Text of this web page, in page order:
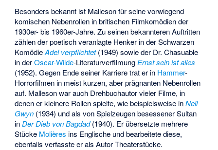
Besonders bekannt ist Malleson für seine vorwiegend
komischen Nebenrollen in britischen Filmkomödien der
1930er- bis 1960er-Jahre. Zu seinen bekannteren Auftritten
zählen der poetisch veranlagte Henker in der Schwarzen
KomödieAdel verpflichtet(1949) sowie der Dr. Chasuable
in derOscar-Wilde-LiteraturverfilmungErnst sein ist alles
(1952). Gegen Ende seiner Karriere trat er in Hammer-
Horrorfilmen in meist kurzen, aber prägnanten Nebenrollen
auf. Malleson war auch Drehbuchautor vieler Filme, in
denen er kleinere Rollen spielte, wie beispielsweise inNell
Gwyn (1934) und als von Spielzeugen besessener Sultan
inDer Dieb von Bagdad(1940). Er übersetzte mehrere
Stücke Molières ins Englische und bearbeitete diese,
ebenfalls verfasste er als Autor Theaterstücke.